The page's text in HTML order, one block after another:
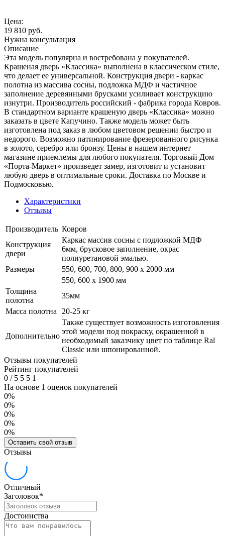
Цена:
19 810 руб.
Нужна консультация
Описание
Эта модель популярна и востребована у покупателей.
Крашеная дверь «Классика» выполнена в классическом стиле,
что делает ее универсальной. Конструкция двери - каркас
полотна из массива сосны, подложка МДФ и частичное
заполнение деревянными брусками усиливает конструкцию
изнутри. Производитель российский - фабрика города Ковров.
В стандартном варианте крашеную дверь «Классика» можно
заказать в цвете Капучино. Также модель может быть
изготовлена под заказ в любом цветовом решении быстро и
недорого. Возможно патинирование фрезерованного рисунка
в золото, серебро или бронзу. Цены в нашем интернет
магазине приемлемы для любого покупателя. Торговый Дом
«Порта-Маркет» произведет замер, изготовит и установит
любую дверь в оптимальные сроки. Доставка по Москве и
Подмосковью.
Характеристики
Отзывы
Производитель Ковров
Конструкция
двери
Каркас массив сосны с подложкой МДФ
6мм, брусковое заполнение, окрас
полиуретановой эмалью.
Размеры
550, 600, 700, 800, 900 x 2000 мм
550, 600 х 1900 мм
Толщина
полотна
35мм
Масса полотна
20-25 кг
Дополнительно
Также существует возможность изготовления
этой модели под покраску, окрашенной в
необходимый заказчику цвет по таблице Ral
Classic или шпонированной.
Отзывы покупателей
Рейтинг покупателей
0 /5 5 5 1
На основе 1 оценок покупателей
0%
0%
0%
0%
0%
Оставить свой отзыв
Отзывы
Отличный
Заголовок*
Достоинства